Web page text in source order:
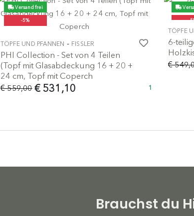
Versand frei
-5%
TÖPFE UND PFANNEN - FISSLER
PHI Collection - Set von 4 Teilen
(Topf mit Glasabdeckung 16 + 20 +
24 cm, Topf mit Coperch
€ 531,10
€ 559,00 1
-
TÖPFE
6-
€
Brauchst du